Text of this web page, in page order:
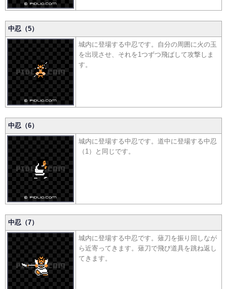
中忍（5）
城内に登場する中忍です。自分の周囲に火の玉
を出現させ、それを1つずつ飛ばして攻撃しま
す。
中忍（6）
城内に登場する中忍です。道中に登場する中忍
（1）と同じです。
中忍（7）
城内に登場する中忍です。薙刀を振り回しなが
ら近寄ってきます。薙刀で飛び道具を跳ね返し
てきます。